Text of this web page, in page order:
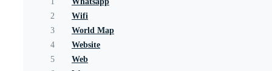
2
Wifi
3
World Map
4
Website
5
Web